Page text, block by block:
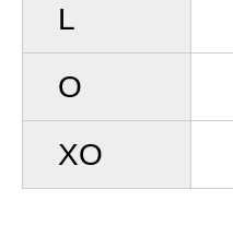
L
O
XO